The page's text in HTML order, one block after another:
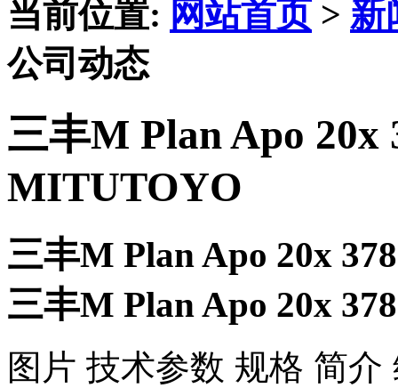
当前位置: 网站首页> 新
公司动态
三丰M Plan Apo 20x
MITUTOYO
三丰M Plan Apo 20x
三丰M Plan Apo 20x
图片 技术参数 规格 简